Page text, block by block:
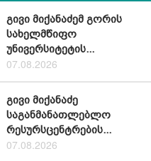
გივი მიქანაძემ გორის
სახელმწიფო
უნივერსიტეტის...
07.08.2026
გივი მიქანაძე
საგანმანათლებლო
რესურსცენტრების...
07.08.2026